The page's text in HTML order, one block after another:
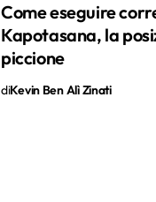
Come eseguire
Kapotasana, la
piccione
diKevin Ben Alì Zinati